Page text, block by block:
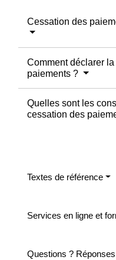
Cessation des
Comment déclarer
paiements ?
Quelles sont les
cessation des
Textes de référence
Services en ligne et
Questions ?